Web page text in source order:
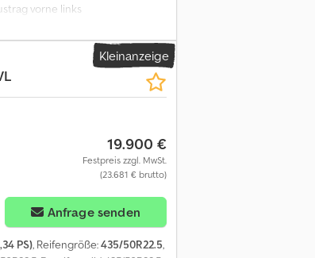
vorne links
Kleinanzeige
19.900 €
Festpreis zzgl. MwSt.
(23.681 € brutto)
Anfrage senden
PS), Reifengröße:435/50R22.5,